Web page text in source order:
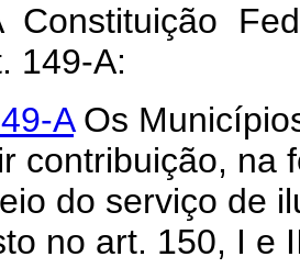
Constituição
149-A:
AOs
contribuição, na
do serviço de
no art. 150, I e